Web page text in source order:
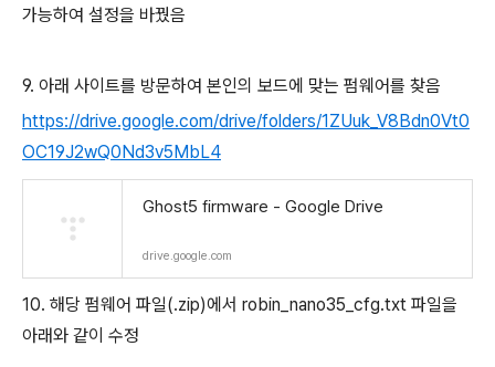
가능하여 설정을 바꿨음
9. 아래 사이트를 방문하여 본인의 보드에 맞는 펌웨어를 찾음
https://drive.google.com/drive/folders/1ZUuk_V8Bdn0Vt0
OC19J2wQ0Nd3v5MbL4
Ghost5 firmware - Google Drive
drive.google.com
10. 해당 펌웨어 파일(.zip)에서 robin_nano35_cfg.txt 파일을
아래와 같이 수정